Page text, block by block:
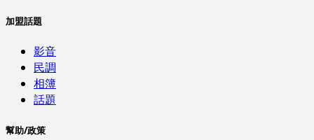
加盟話題
影音
民調
相簿
話題
幫助/政策